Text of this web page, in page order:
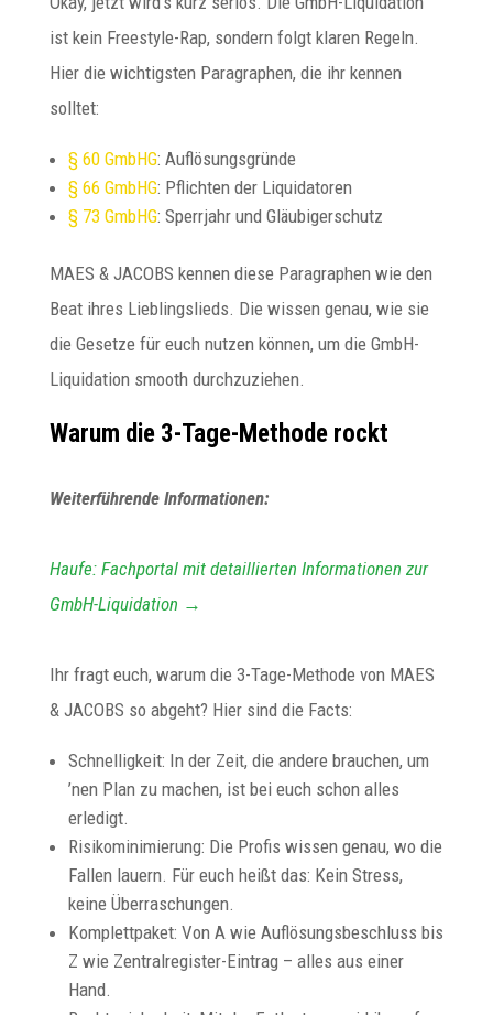
ist kein Freestyle-Rap, sondern folgt klaren Regeln.
Hier die wichtigsten Paragraphen, die ihr kennen
solltet:
§ 60 GmbHG: Auflösungsgründe
§ 66 GmbHG: Pflichten der Liquidatoren
§ 73 GmbHG: Sperrjahr und Gläubigerschutz
MAES & JACOBS kennen diese Paragraphen wie den
Beat ihres Lieblingslieds. Die wissen genau, wie sie
die Gesetze für euch nutzen können, um die GmbH-
Liquidation smooth durchzuziehen.
Warum die 3-Tage-Methode rockt
Weiterführende Informationen:
Haufe: Fachportal mit detaillierten Informationen zur
GmbH-Liquidation →
Ihr fragt euch, warum die 3-Tage-Methode von MAES
& JACOBS so abgeht? Hier sind die Facts:
Schnelligkeit: In der Zeit, die andere brauchen, um
’nen Plan zu machen, ist bei euch schon alles
erledigt.
Risikominimierung: Die Profis wissen genau, wo die
Fallen lauern. Für euch heißt das: Kein Stress,
keine Überraschungen.
Komplettpaket: Von A wie Auflösungsbeschluss bis
Z wie Zentralregister-Eintrag – alles aus einer
Hand.